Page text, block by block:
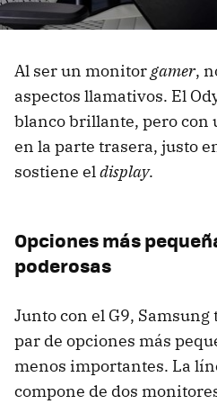
Al ser un monitorgamer,
aspectos llamativos. El
blanco brillante, pero con
en la parte trasera, justo
sostiene eldisplay.
Opciones más
poderosas
Junto con el G9,
par de opciones más
menos importantes. La
compone de dos